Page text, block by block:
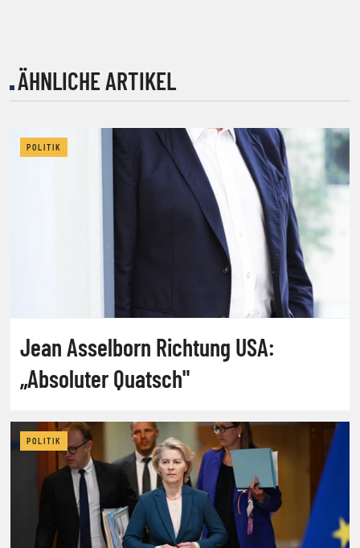
ÄHNLICHE ARTIKEL
POLITIK
Jean Asselborn Richtung USA:
„Absoluter Quatsch"
POLITIK